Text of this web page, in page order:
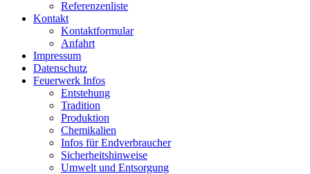
Referenzenliste
Kontakt
Kontaktformular
Anfahrt
Impressum
Datenschutz
Feuerwerk Infos
Entstehung
Tradition
Produktion
Chemikalien
Infos für Endverbraucher
Sicherheitshinweise
Umwelt und Entsorgung